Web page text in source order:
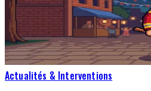
Actualités & Interventions